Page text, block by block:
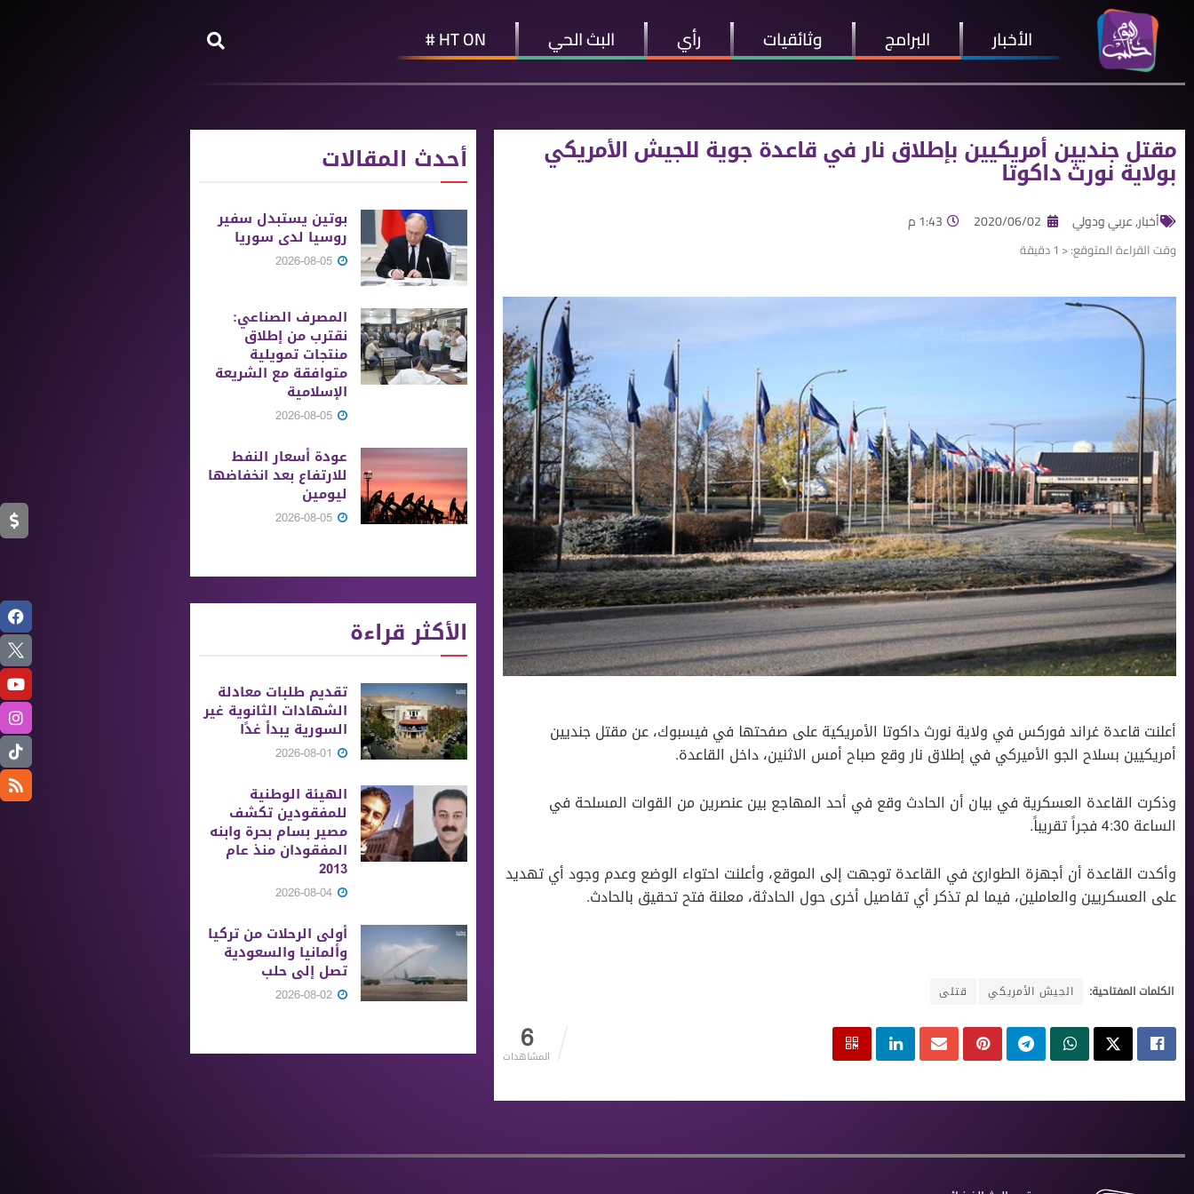
الأخبار البرامج وثائقيات رأي البث الحي HT ON #
مقتل جنديين أمريكيين بإطلاق نار في قاعدة جوية للجيش الأمريكي
بولاية نورث داكوتا
أخبار,عربي ودولي 2020/06/02 1:43 م
وقت القراءة المتوقع:< 1 دقيقة
أعلنت قاعدة غراند فوركس في ولاية نورث داكوتا الأمريكية على صفحتها في فيسبوك، عن مقتل جنديين
أمريكيين بسلاح الجو الأميركي في إطلاق نار وقع صباح أمس الاثنين، داخل القاعدة.
وذكرت القاعدة العسكرية في بيان أن الحادث وقع في أحد المهاجع بين عنصرين من القوات المسلحة في
الساعة 4:30 فجراً تقريباً.
وأكدت القاعدة أن أجهزة الطوارئ في القاعدة توجهت إلى الموقع، وأعلنت احتواء الوضع وعدم وجود أي تهديد
على العسكريين والعاملين، فيما لم تذكر أي تفاصيل أخرى حول الحادثة، معلنة فتح تحقيق بالحادث.
الكلمات المفتاحية: الجيش الأمريكي قتلى
6
المشاهدات
أحدث المقالات
بوتين يستبدل سفير
روسيا لدى سوريا
المصرف الصناعي:
نقترب من إطلاق
منتجات تمويلية
متوافقة مع الشريعة
الإسلامية
عودة أسعار النفط
للارتفاع بعد انخفاضها
ليومين
الأكثر قراءة
تقديم طلبات معادلة
الشهادات الثانوية ‏غير
السورية يبدأ غدًا
الهيئة الوطنية
للمفقودين تكشف
مصير بسام بحرة وابنه
المفقودان منذ عام
2013
أولى الرحلات من ‏تركيا
وألمانيا والسعودية
تصل إلى حلب